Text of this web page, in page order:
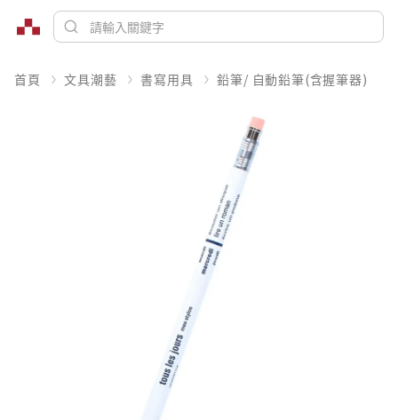
首頁 文具潮藝 書寫用具 鉛筆/ 自動鉛筆(含握筆器)